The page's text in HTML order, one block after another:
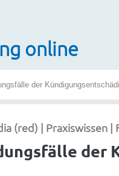
online
der
(red) | Praxiswissen |
der